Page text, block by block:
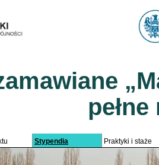
Stypendia Praktyki i staże